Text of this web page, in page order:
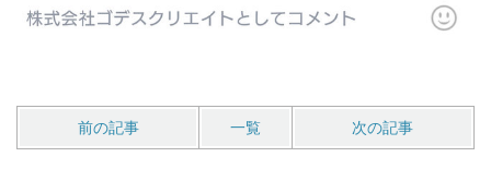
前の記事 一覧 次の記事